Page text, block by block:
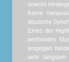
sowohl
Keine
deutsche
Eines der
performten
wogegen
sehr